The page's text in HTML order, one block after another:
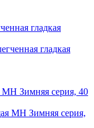
гладкая
Зимняя серия, 40